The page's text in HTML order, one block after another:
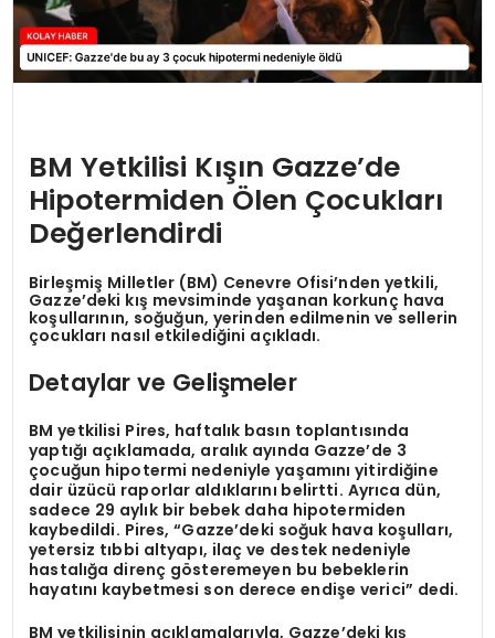
BM Yetkilisi Kışın Gazze’de
Hipotermiden Ölen Çocukları
Değerlendirdi
Birleşmiş Milletler (BM) Cenevre Ofisi’nden yetkili,
Gazze’deki kış mevsiminde yaşanan korkunç hava
koşullarının, soğuğun, yerinden edilmenin ve sellerin
çocukları nasıl etkilediğini açıkladı.
Detaylar ve Gelişmeler
BM yetkilisi Pires, haftalık basın toplantısında
yaptığı açıklamada, aralık ayında Gazze’de 3
çocuğun hipotermi nedeniyle yaşamını yitirdiğine
dair üzücü raporlar aldıklarını belirtti. Ayrıca dün,
sadece 29 aylık bir bebek daha hipotermiden
kaybedildi. Pires, “Gazze’deki soğuk hava koşulları,
yetersiz tıbbi altyapı, ilaç ve destek nedeniyle
hastalığa direnç gösteremeyen bu bebeklerin
hayatını kaybetmesi son derece endişe verici” dedi.
BM yetkilisinin açıklamalarıyla, Gazze’deki kış